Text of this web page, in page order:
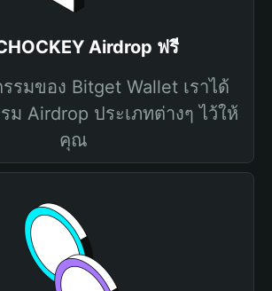
Airdrop ฟรี
รมของ Bitget Wallet เราได้
ม Airdrop ประเภทต่างๆ ไว้ให้
คุณ